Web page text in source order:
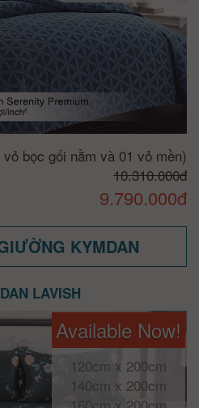
bọc gối nằm và 01 vỏ mền)
10.310.000đ
9.790.000đ
KYMDAN
LAVISH
Available Now!
120cm x 200cm
140cm x 200cm